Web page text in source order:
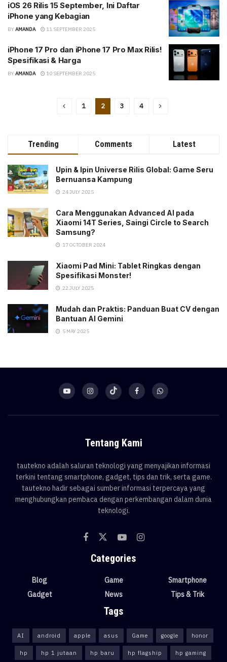
iOS 26 Rilis 15 September, Ini Daftar
iPhone yang Kebagian
BY AMANDA 11 SEPTEMBER 2025
iPhone 17 Pro dan iPhone 17 Pro Max Rilis!
Spesifikasi & Harga
BY AMANDA 10 SEPTEMBER 2025
1 2 3 4
Trending Comments Latest
Upin & Ipin Universe Rilis Global: Game Seru
Bernuansa Kampung
24 JULY 2025
Cara Menggunakan Advanced AI pada
Xiaomi 14T Series, Saingi Circle to Search
Samsung?
17 OCTOBER 2024
Xiaomi Pad Mini: Tablet Ringkas dengan
Spesifikasi Monster!
22 JULY 2025
Mudah dan Praktis: Panduan Buat CV dengan
Bantuan AI Gemini
5 MAY 2025
Tentang Kami
tautekno adalah saluran teknologi yang menyajikan informasi
terkini tentang smartphone, gadget, tips dan trik, serta game.
tautekno hadir sebagai sumber informasi terpercaya yang
menghubungkan pembaca dengan perkembangan dalam dunia
teknologi.
Categories
Blog
Gadget
Game
News
Smartphone
Tips & Trik
Tags
AI android apple asus Game google honor
hp hp 1 jutaan hp baru hp flagship hp gaming